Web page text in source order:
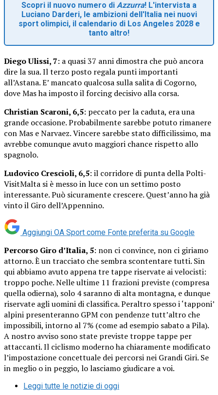
Scopri il nuovo numero di Azzurra! L'intervista a
Luciano Darderi, le ambizioni dell'Italia nei nuovi
sport olimpici, il calendario di Los Angeles 2028 e
tanto altro!
Diego Ulissi, 7: a quasi 37 anni dimostra che può ancora
dire la sua. Il terzo posto regala punti importanti
all’Astana. E’ mancato qualcosa sulla salita di Cogorno,
dove Mas ha imposto il forcing decisivo alla corsa.
Christian Scaroni, 6,5: peccato per la caduta, era una
grande occasione. Probabilmente sarebbe potuto rimanere
con Mas e Narvaez. Vincere sarebbe stato difficilissimo, ma
avrebbe comunque avuto maggiori chance rispetto allo
spagnolo.
Ludovico Crescioli, 6,5: il corridore di punta della Polti-
VisitMalta si è messo in luce con un settimo posto
interessante. Può sicuramente crescere. Quest’anno ha già
vinto il Giro dell’Appennino.
Aggiungi OA Sport come Fonte preferita su Google
Percorso Giro d’Italia, 5: non ci convince, non ci giriamo
attorno. È un tracciato che sembra scontentare tutti. Sin
qui abbiamo avuto appena tre tappe riservate ai velocisti:
troppo poche. Nelle ultime 11 frazioni previste (compresa
quella odierna), solo 4 saranno di alta montagna, e dunque
riservate agli uomini di classifica. Peraltro spesso i ‘tapponi’
alpini presenteranno GPM con pendenze tutt’altro che
impossibili, intorno al 7% (come ad esempio sabato a Pila).
A nostro avviso sono state previste troppe tappe per
attaccanti. Il ciclismo moderno ha chiaramente modificato
l’impostazione concettuale dei percorsi nei Grandi Giri. Se
in meglio o in peggio, lo lasciamo giudicare a voi.
Leggi tutte le notizie di oggi